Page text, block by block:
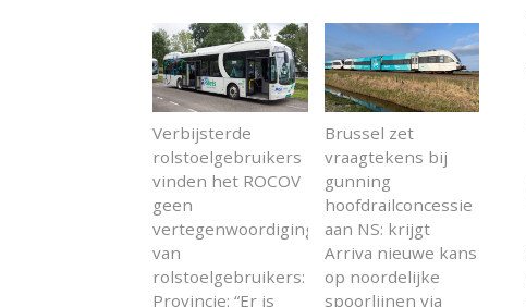
Verbijsterde
rolstoelgebruikers
vinden het ROCOV
geen
vertegenwoordiging
van
rolstoelgebruikers:
Provincie: “Er is
Brussel zet
vraagtekens bij
gunning
hoofdrailconcessie
aan NS: krijgt
Arriva nieuwe kans
op noordelijke
spoorlijnen via